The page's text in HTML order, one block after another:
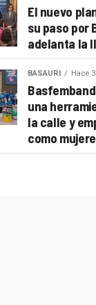
El nuevo
su paso por
adelanta la
BASAURI Hace
una
la calle y
como